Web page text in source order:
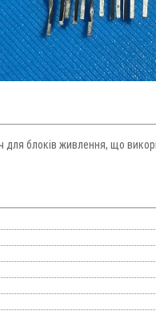
блоків живлення, що